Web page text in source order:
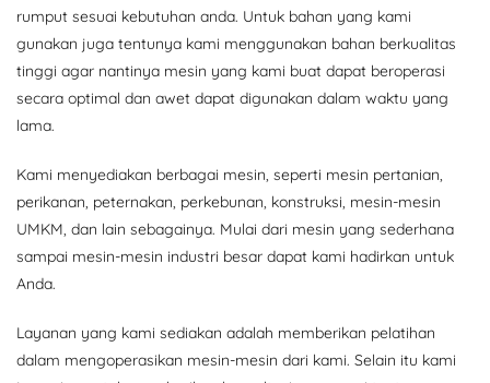
rumput sesuai kebutuhan anda. Untuk bahan yang kami
gunakan juga tentunya kami menggunakan bahan berkualitas
tinggi agar nantinya mesin yang kami buat dapat beroperasi
secara optimal dan awet dapat digunakan dalam waktu yang
lama.
Kami menyediakan berbagai mesin, seperti mesin pertanian,
perikanan, peternakan, perkebunan, konstruksi, mesin-mesin
UMKM, dan lain sebagainya. Mulai dari mesin yang sederhana
sampai mesin-mesin industri besar dapat kami hadirkan untuk
Anda.
Layanan yang kami sediakan adalah memberikan pelatihan
dalam mengoperasikan mesin-mesin dari kami. Selain itu kami